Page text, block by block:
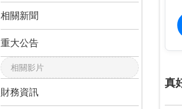
相關新聞
重大公告
相關影片
財務資訊
真